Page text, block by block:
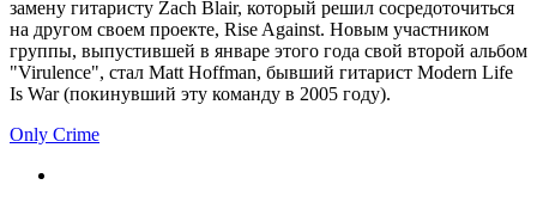
замену гитаристу Zach Blair, который решил сосредоточиться
на другом своем проекте, Rise Against. Новым участником
группы, выпустившей в январе этого года свой второй альбом
"Virulence", стал Matt Hoffman, бывший гитарист Modern Life
Is War (покинувший эту команду в 2005 году).
Only Crime